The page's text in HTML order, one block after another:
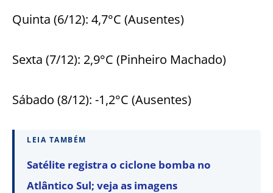
Quinta (6/12): 4,7°C (Ausentes)
Sexta (7/12): 2,9°C (Pinheiro Machado)
Sábado (8/12): -1,2°C (Ausentes)
LEIA TAMBÉM
Satélite registra o ciclone bomba no
Atlântico Sul; veja as imagens